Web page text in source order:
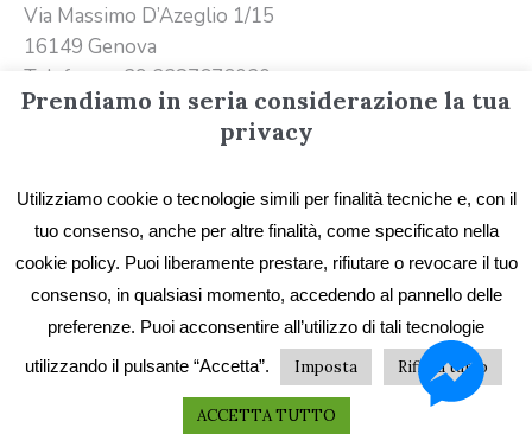
Via Massimo D’Azeglio 1/15
16149 Genova
Telefono +39 3387676020
Emailinfo@editricezona.it
/ Editrice ZONA - Immagini e testi sono
proprietà di Editrice ZONA e possono essere
liberamente scaricati citando la fonte
Prendiamo in seria considerazione la tua
privacy
Utilizziamo cookie o tecnologie simili per finalità tecniche e, con il
tuo consenso, anche per altre finalità, come specificato nella
cookie policy. Puoi liberamente prestare, rifiutare o revocare il tuo
consenso, in qualsiasi momento, accedendo al pannello delle
preferenze. Puoi acconsentire all’utilizzo di tali tecnologie
utilizzando il pulsante “Accetta”.
Imposta Rifiuta tutto
ACCETTA TUTTO